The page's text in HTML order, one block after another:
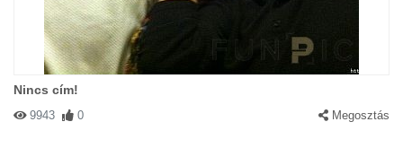
Nincs cím!
9943 0 Megosztás